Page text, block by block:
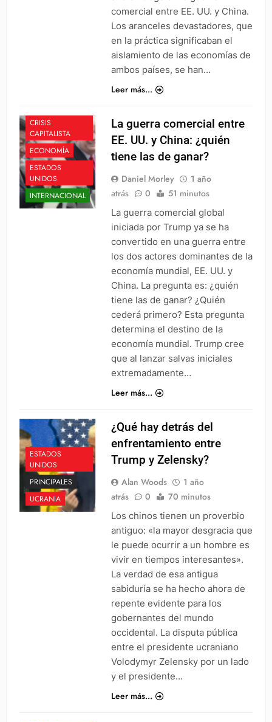
comercial entre EE. UU. y China.
Los aranceles devastadores, que
en la práctica significaban el
aislamiento de las economías de
ambos países, se han…
Leer más...
CRISIS
CAPITALISTA
ECONOMÍA
ESTADOS
UNIDOS
INTERNACIONAL
La guerra comercial entre
EE. UU. y China: ¿quién
tiene las de ganar?
Daniel Morley
1 año
atrás
0 51 minutos
La guerra comercial global
iniciada por Trump ya se ha
convertido en una guerra entre
los dos actores dominantes de la
economía mundial, EE. UU. y
China. La pregunta es: ¿quién
tiene las de ganar? ¿Quién
cederá primero? Esta pregunta
determina el destino de la
economía mundial. Trump cree
que al lanzar salvas iniciales
extremadamente…
Leer más...
ESTADOS
UNIDOS
PRINCIPALES
UCRANIA
¿Qué hay detrás del
enfrentamiento entre
Trump y Zelensky?
Alan Woods
1 año
atrás
0 70 minutos
Los chinos tienen un proverbio
antiguo: «la mayor desgracia que
le puede ocurrir a un hombre es
vivir en tiempos interesantes».
La verdad de esa antigua
sabiduría se ha hecho ahora de
repente evidente para los
gobernantes del mundo
occidental. La disputa pública
entre el presidente ucraniano
Volodymyr Zelensky por un lado
y el presidente…
Leer más...